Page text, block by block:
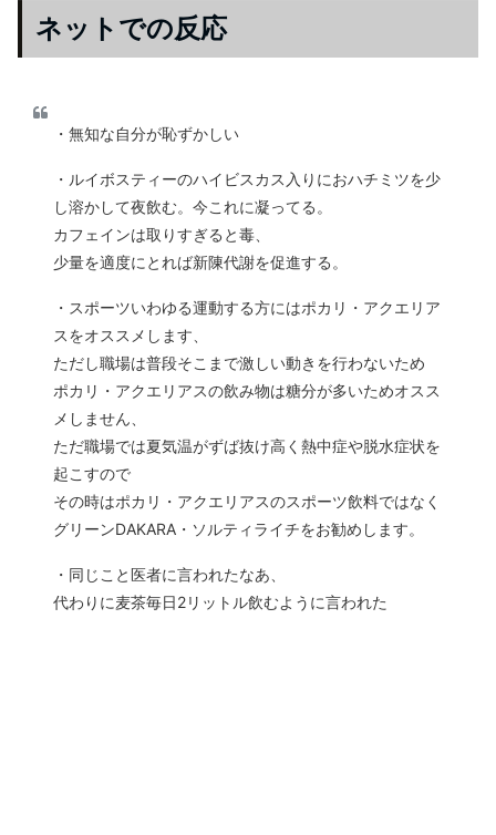
ネットでの反応
・無知な自分が恥ずかしい
・ルイボスティーのハイビスカス入りにおハチミツを少
し溶かして夜飲む。今これに凝ってる。
カフェインは取りすぎると毒、
少量を適度にとれば新陳代謝を促進する。
・スポーツいわゆる運動する方にはポカリ・アクエリア
スをオススメします、
ただし職場は普段そこまで激しい動きを行わないため
ポカリ・アクエリアスの飲み物は糖分が多いためオスス
メしません、
ただ職場では夏気温がずば抜け高く熱中症や脱水症状を
起こすので
その時はポカリ・アクエリアスのスポーツ飲料ではなく
グリーンDAKARA・ソルティライチをお勧めします。
・同じこと医者に言われたなあ、
代わりに麦茶毎日2リットル飲むように言われた